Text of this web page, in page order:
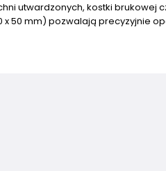
utwardzonych, kostki brukowej
x 50 mm) pozwalają precyzyjnie